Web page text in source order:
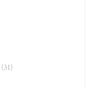
(31)